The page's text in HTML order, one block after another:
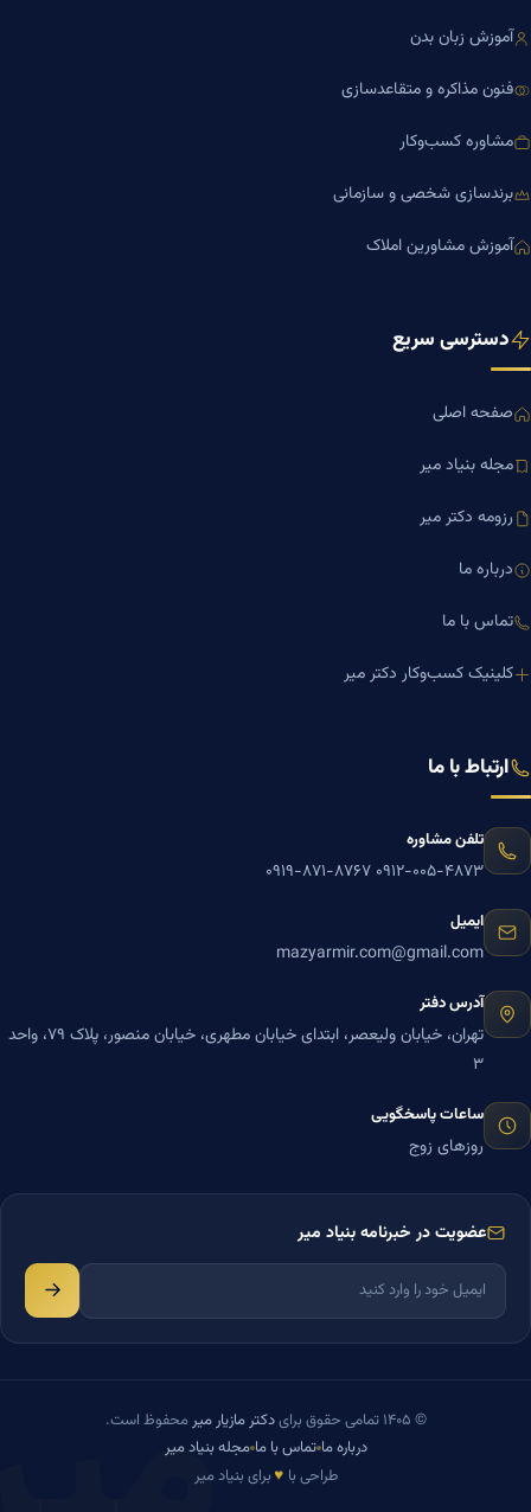
آموزش زبان بدن
فنون مذاکره و متقاعدسازی
مشاوره کسب‌وکار
برندسازی شخصی و سازمانی
آموزش مشاورین املاک
دسترسی سریع
صفحه اصلی
مجله بنیاد میر
رزومه دکتر میر
درباره ما
تماس با ما
کلینیک کسب‌وکار دکتر میر
ارتباط با ما
تلفن مشاوره
۰۹۱۲-۰۰۵-۴۸۷۳ ۰۹۱۹-۸۷۱-۸۷۶۷
ایمیل
mazyarmir.com@gmail.com
آدرس دفتر
تهران، خیابان ولیعصر، ابتدای خیابان مطهری، خیابان منصور، پلاک ۷۹، واحد
۳
ساعات پاسخگویی
روزهای زوج
عضویت در خبرنامه بنیاد میر
© ۱۴۰۵ تمامی حقوق برای دکتر مازیار میر محفوظ است.
درباره ما تماس با ما مجله بنیاد میر
طراحی با ♥ برای بنیاد میر